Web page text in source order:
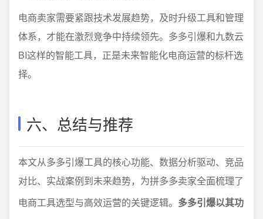
电商卖家需要紧跟技术发展趋势，及时升级工具和管理
体系，才能在激烈竞争中持续领先。多多引爆和九数云
BI这样的智能工具，正是未来智能化电商运营的标杆选
择。
六、总结与推荐
本文从多多引爆工具的核心功能、数据分析驱动、竞品
对比、实战案例到未来趋势，为拼多多卖家全面梳理了
电商工具选型与高效运营的关键逻辑。 多多引爆以其功